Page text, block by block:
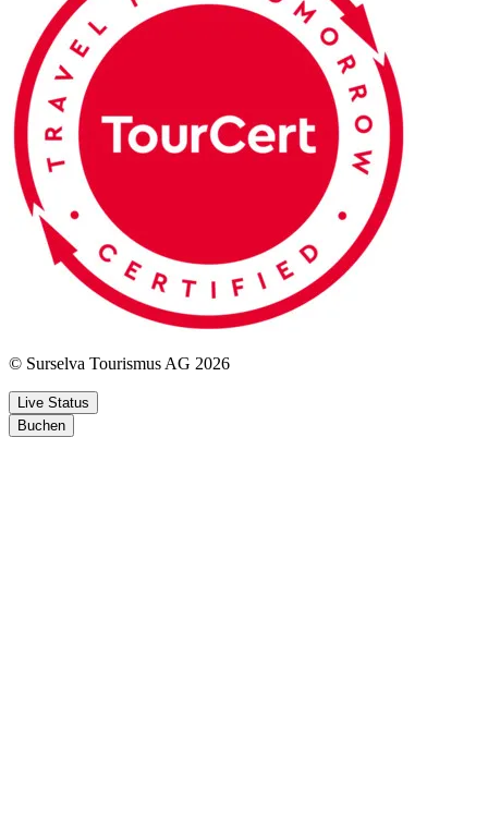
© Surselva Tourismus AG 2026
Live Status
Buchen